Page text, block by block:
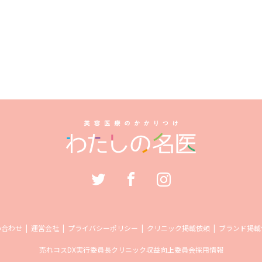
わせ 運営会社 プライバシーポリシー クリニック掲載依頼 ブランド掲
売れコスDX実行委員長クリニック収益向上委員会採用情報